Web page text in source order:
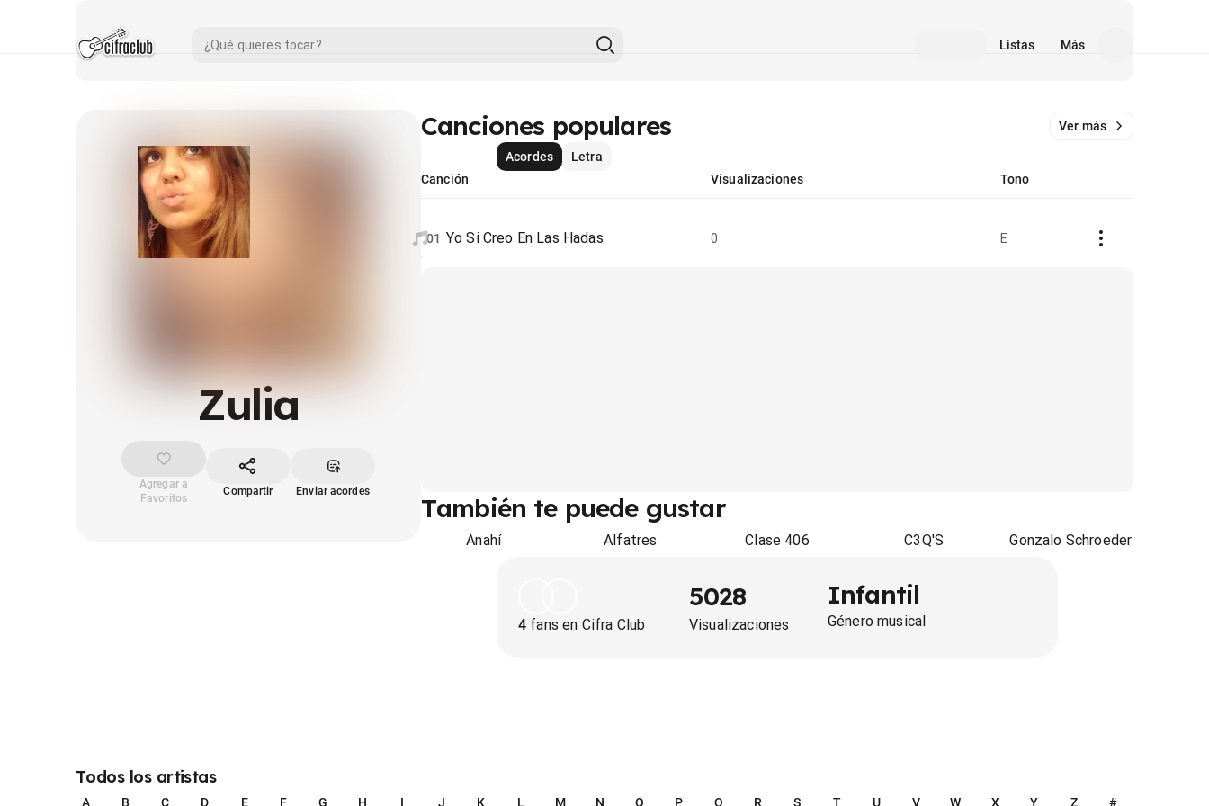
Listas Más
Zulia
Agregar a
Favoritos
Compartir Enviar acordes
Canciones populares Ver más
Acordes
Letra
Canción
Visualizaciones Tono
01 Yo Si Creo En Las Hadas 0 E
También te puede gustar
Anahí Alfatres Clase 406 C3Q'S Gonzalo Schroeder
4 fans en Cifra Club
5028
Visualizaciones
Infantil
Género musical
Todos los artistas
A B C D E F G H I J K L M N O P Q R S T U V W X Y Z #